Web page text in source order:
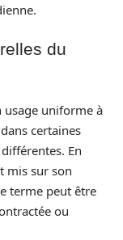
du
usage uniforme à
certaines
En
mis sur son
terme peut être
ou